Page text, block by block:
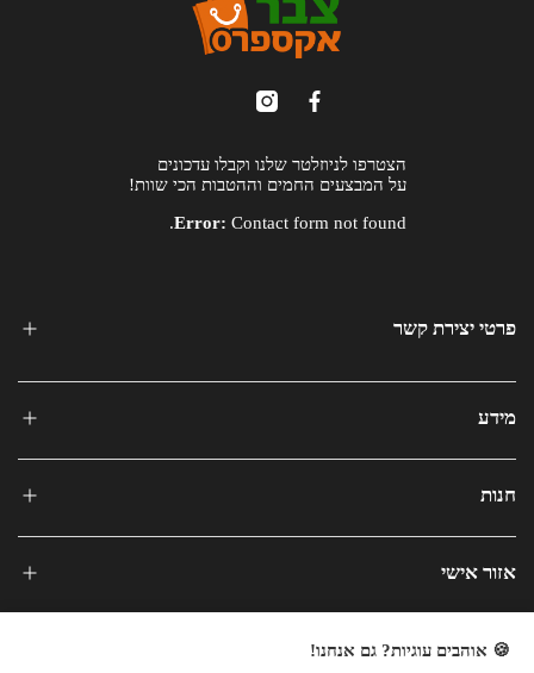
הצטרפו לניוזלטר שלנו וקבלו עדכונים
על המבצעים החמים וההטבות הכי שוות!
Error: Contact form not found.
פרטי יצירת קשר
מידע
חנות
אזור אישי
🍪 אוהבים עוגיות? גם אנחנו!